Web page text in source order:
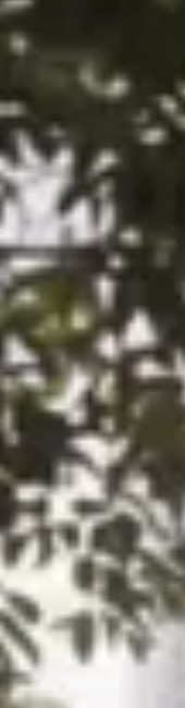
Technologie
Service und Zubehör
Service
Service und
Service
Auf-
Zubehör
WLTP
XTL-
Airbag
Digitale Dienste
VW Connect
Connect
Digitales
VW
California
Car-Net
Fahrzeug
2G/3G
Marke und Erlebnis